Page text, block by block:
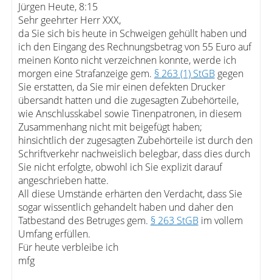
Jürgen Heute, 8:15
Sehr geehrter Herr XXX,
da Sie sich bis heute in Schweigen gehüllt haben und
ich den Eingang des Rechnungsbetrag von 55 Euro auf
meinen Konto nicht verzeichnen konnte, werde ich
morgen eine Strafanzeige gem. § 263 (1) StGBgegen
Sie erstatten, da Sie mir einen defekten Drucker
übersandt hatten und die zugesagten Zubehörteile,
wie Anschlusskabel sowie Tinenpatronen, in diesem
Zusammenhang nicht mit beigefügt haben;
hinsichtlich der zugesagten Zubehörteile ist durch den
Schriftverkehr nachweislich belegbar, dass dies durch
Sie nicht erfolgte, obwohl ich Sie explizit darauf
angeschrieben hatte.
All diese Umstände erhärten den Verdacht, dass Sie
sogar wissentlich gehandelt haben und daher den
Tatbestand des Betruges gem. § 263 StGBim vollem
Umfang erfüllen.
Für heute verbleibe ich
mfg